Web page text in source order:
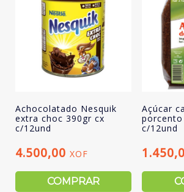
Achocolatado Nesquik
extra choc 390gr cx
c/12und
4.500,00 XOF
COMPRAR
Açúcar
c/12und